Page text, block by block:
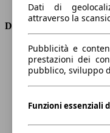
Dimensioni
Lunghezza
Altezza
Larghezza
Peso massimo
Dati di
attraverso la
Pubblicità e
prestazioni dei
pubblico, sviluppo
Funzioni essenziali